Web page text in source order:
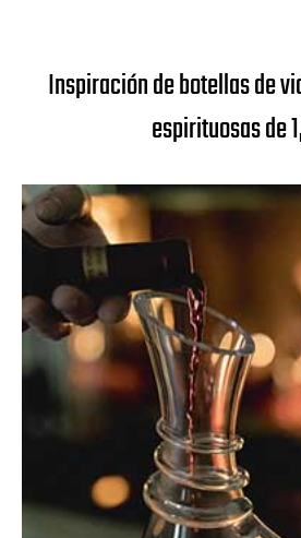
Inspiración de botellas de
espirituosas de